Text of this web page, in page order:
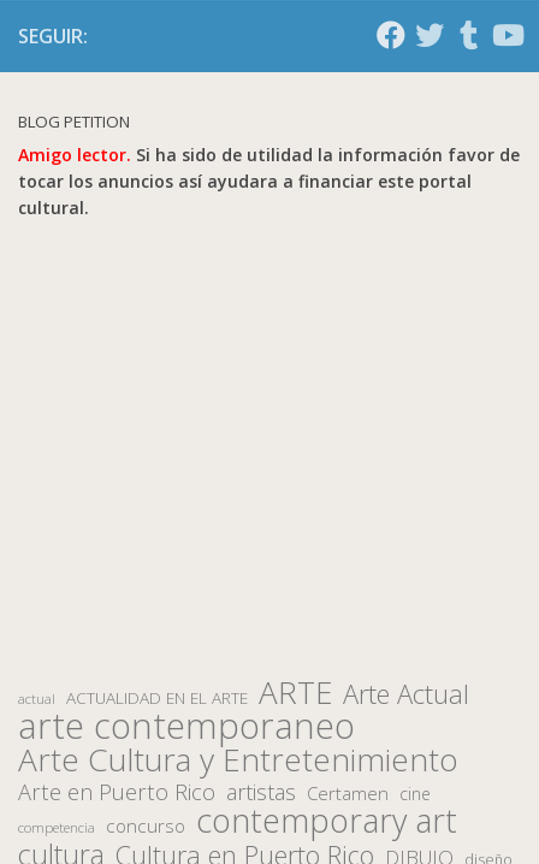
SEGUIR:
BLOG PETITION
Amigo lector. Si ha sido de utilidad la información favor de
tocar los anuncios así ayudara a financiar este portal
cultural.
actual ACTUALIDAD EN EL ARTE ARTE Arte Actual
arte contemporaneo
Arte Cultura y Entretenimiento
Arte en Puerto Rico artistas Certamen cine
competencia concurso contemporary art
cultura Cultura en Puerto Rico DIBUJO